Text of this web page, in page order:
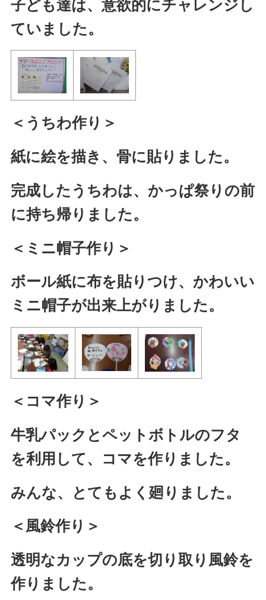
子ども達は、意欲的にチャレンジし
ていました。
＜うちわ作り＞
紙に絵を描き、骨に貼りました。
完成したうちわは、かっぱ祭りの前
に持ち帰りました。
＜ミニ帽子作り＞
ボール紙に布を貼りつけ、かわいい
ミニ帽子が出来上がりました。
＜コマ作り＞
牛乳パックとペットボトルのフタ
を利用して、コマを作りました。
みんな、とてもよく廻りました。
＜風鈴作り＞
透明なカップの底を切り取り風鈴を
作りました。